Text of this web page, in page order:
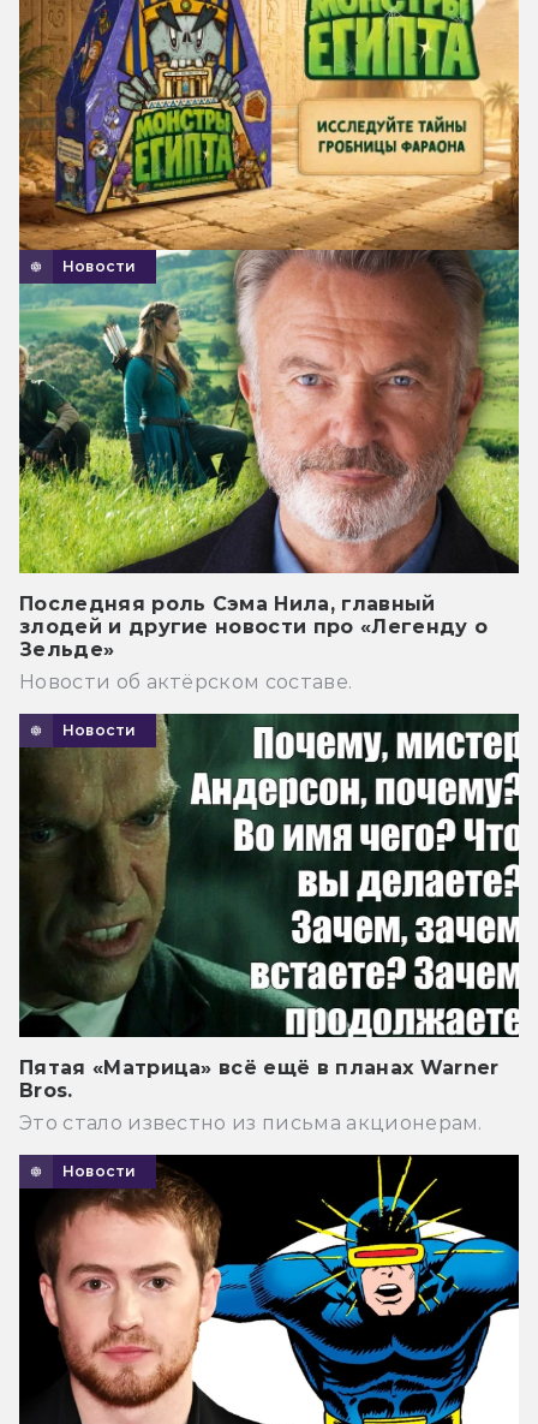
Новости
Последняя роль Сэма Нила, главный
злодей и другие новости про «Легенду о
Зельде»
Новости об актёрском составе.
Новости
Пятая «Матрица» всё ещё в планах Warner
Bros.
Это стало известно из письма акционерам.
Новости